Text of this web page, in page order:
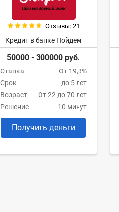
Отзывы: 21
Кредит в банке Пойдем
50000 - 300000 руб.
Ставка
От 19,8%
Срок
до 5 лет
Возраст
От 22 до 70 лет
Решение
10 минут
Получить деньги